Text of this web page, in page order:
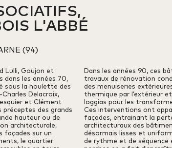
L'ABBÉ
(94)
Lulli, Goujon et
les années 70,
sous la houlette des
Delacroix,
et Clément
des grands
hauteur ou de
architecturale,
sur un
le quartier
Dans les années 90, ces
travaux de rénovation
des menuiseries
thermique par l’extérieur
loggias pour les
Ces interventions ont
façades, entrainant la
architecturaux des
désormais lisses et
de rythme et de